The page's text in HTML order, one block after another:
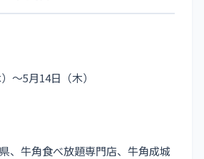
～5月14日（木）
、牛角食べ放題専門店、牛角成城